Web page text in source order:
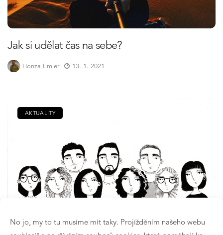
No jo, my to tu musíme mít taky. Projížděním našeho webu
Jak si udělat čas na sebe?
Honza Emler 13. 1. 2021
AKTUALITY